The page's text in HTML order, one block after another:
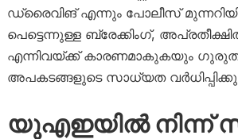
ഡ്രൈവിങ് എന്നും പോലീസ്
പെട്ടെന്നുള്ള ബ്രേക്കിംഗ്,
എന്നിവയ്ക്ക് കാരണമാകുകയും
അപകടങ്ങളുടെ സാധ്യത
യുഎഇയിൽ നിന്ന്